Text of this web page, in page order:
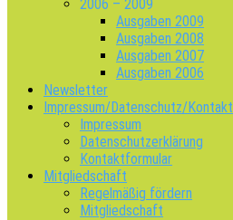
2006 – 2009
Ausgaben 2009
Ausgaben 2008
Ausgaben 2007
Ausgaben 2006
Newsletter
Impressum/Datenschutz/Kontakt
Impressum
Datenschutzerklärung
Kontaktformular
Mitgliedschaft
Regelmäßig fördern
Mitgliedschaft